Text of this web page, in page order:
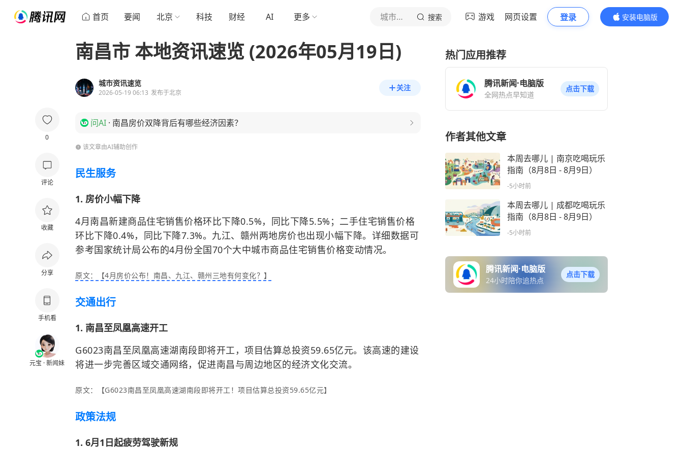
首页 要闻 北京 科技 财经 AI 更多 城市资讯速览 搜索 游戏 网页设置 登录
安装电脑版
内容更精彩
0
评论
收藏
分享
手机看
元宝 · 新闻妹
南昌市 本地资讯速览 (2026年05月19日)
城市资讯速览
2026-05-19 06:13 发布于北京
关注
问AI · 南昌房价双降背后有哪些经济因素？
该文章由AI辅助创作
民生服务
1. 房价小幅下降
4月南昌新建商品住宅销售价格环比下降0.5%，同比下降5.5%；二手住宅销售价格
环比下降0.4%，同比下降7.3%。九江、赣州两地房价也出现小幅下降。详细数据可
参考国家统计局公布的4月份全国70个大中城市商品住宅销售价格变动情况。
原文：【4月房价公布！南昌、九江、赣州三地有何变化？】
交通出行
1. 南昌至凤凰高速开工
G6023南昌至凤凰高速湖南段即将开工，项目估算总投资59.65亿元。该高速的建设
将进一步完善区域交通网络，促进南昌与周边地区的经济文化交流。
原文：【G6023南昌至凤凰高速湖南段即将开工！项目估算总投资59.65亿元】
政策法规
1. 6月1日起疲劳驾驶新规
热门应用推荐
腾讯新闻·电脑版
全网热点早知道
点击下载
作者其他文章
本周去哪儿 | 南京吃喝玩乐
指南（8月8日 - 8月9日）
-5小时前
本周去哪儿 | 成都吃喝玩乐
指南（8月8日 - 8月9日）
-5小时前
腾讯新闻·电脑版
24小时陪你追热点
点击下载